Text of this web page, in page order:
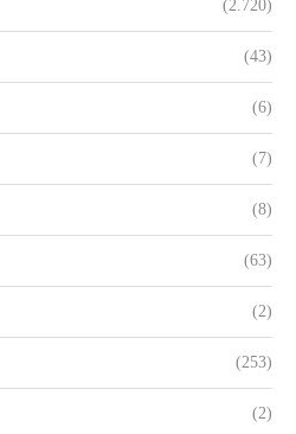
(2.720)
(43)
(6)
(7)
(8)
(63)
(2)
(253)
(2)